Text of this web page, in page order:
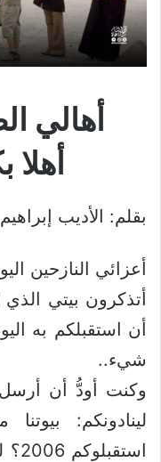
أهالي
بقلم: الأديب
أعزائي النازحين
أن استقبلكم به
شيء..
وكنت أودُّ أن
لينادونكم: